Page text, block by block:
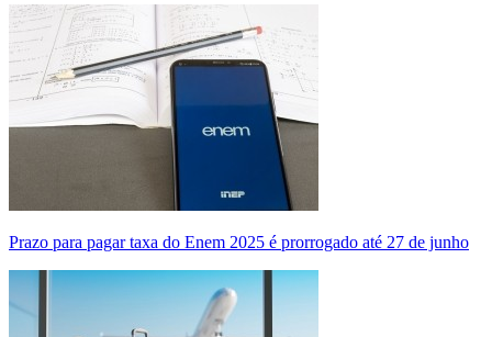
Prazo para pagar taxa do Enem 2025 é prorrogado até 27 de junho